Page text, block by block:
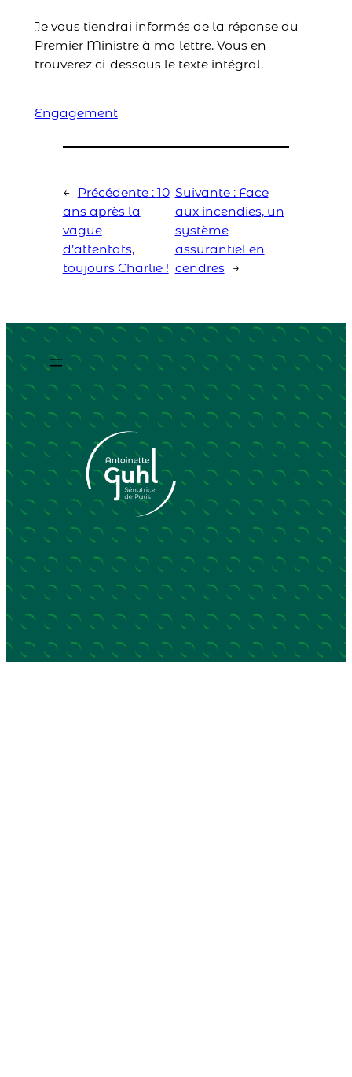
Je vous tiendrai informés de la réponse du
Premier Ministre à ma lettre. Vous en
trouverez ci-dessous le texte intégral.
Engagement
← Précédente : 10
ans après la
vague
d’attentats,
toujours Charlie !
Suivante : Face
aux incendies, un
système
assurantiel en
cendres
→